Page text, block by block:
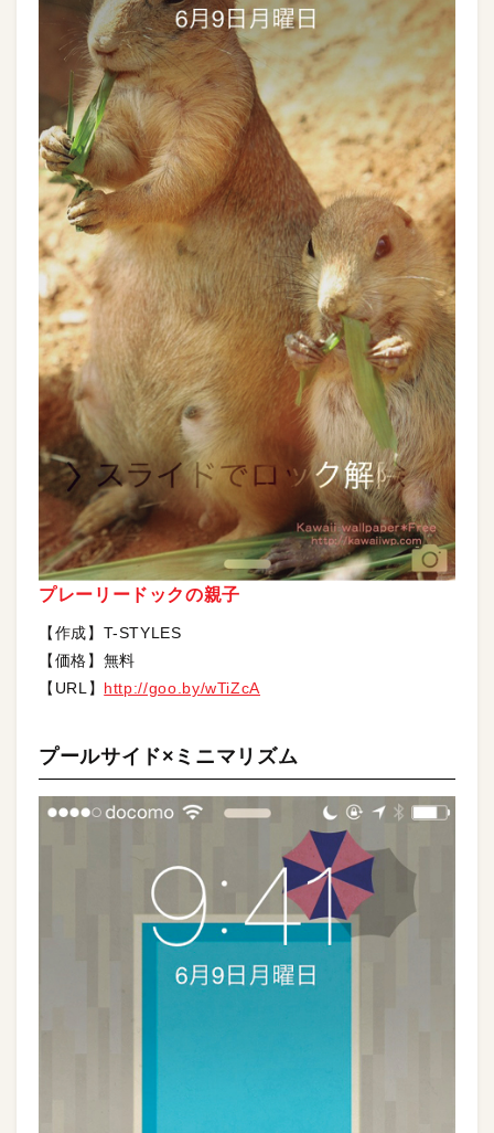
プレーリードックの親子
【作成】T-STYLES
【価格】無料
【URL】 http://goo.by/wTiZcA
プールサイド×ミニマリズム